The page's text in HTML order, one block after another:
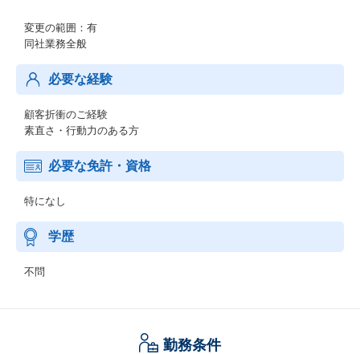
変更の範囲：有
同社業務全般
必要な経験
顧客折衝のご経験
素直さ・行動力のある方
必要な免許・資格
特になし
学歴
不問
勤務条件